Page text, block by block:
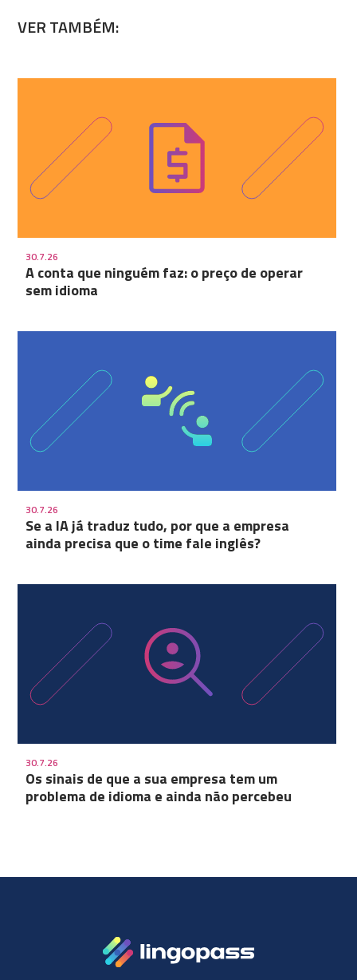
VER TAMBÉM:
30.7.26
A conta que ninguém faz: o preço de operar
sem idioma
30.7.26
Se a IA já traduz tudo, por que a empresa
ainda precisa que o time fale inglês?
30.7.26
Os sinais de que a sua empresa tem um
problema de idioma e ainda não percebeu